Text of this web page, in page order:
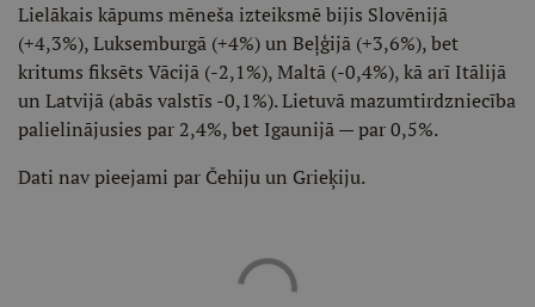
Lielākais kāpums mēneša izteiksmē bijis Slovēnijā
(+4,3%), Luksemburgā (+4%) un Beļģijā (+3,6%), bet
kritums fiksēts Vācijā (-2,1%), Maltā (-0,4%), kā arī Itālijā
un Latvijā (abās valstīs -0,1%). Lietuvā mazumtirdzniecība
palielinājusies par 2,4%, bet Igaunijā — par 0,5%.
Dati nav pieejami par Čehiju un Grieķiju.